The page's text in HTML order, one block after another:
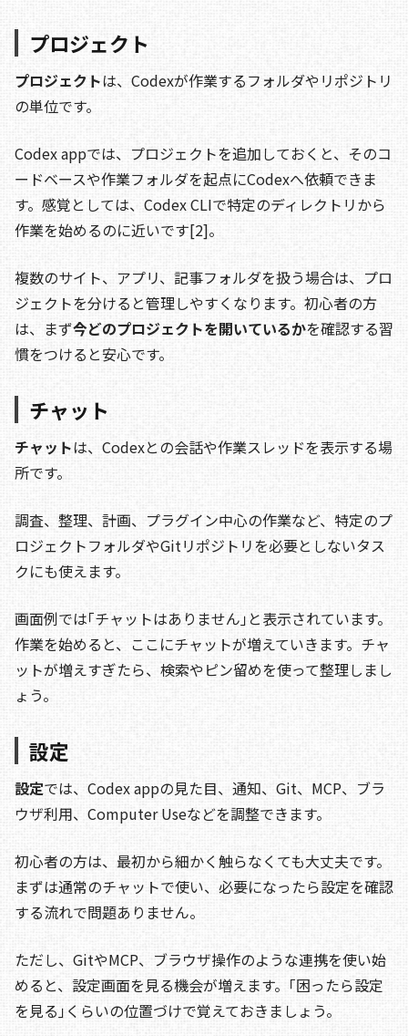
プロジェクト
プロジェクトは、Codexが作業するフォルダやリポジトリ
の単位です。
Codex appでは、プロジェクトを追加しておくと、そのコ
ードベースや作業フォルダを起点にCodexへ依頼できま
す。感覚としては、Codex CLIで特定のディレクトリから
作業を始めるのに近いです[2]。
複数のサイト、アプリ、記事フォルダを扱う場合は、プロ
ジェクトを分けると管理しやすくなります。初心者の方
は、まず今どのプロジェクトを開いているかを確認する習
慣をつけると安心です。
チャット
チャットは、Codexとの会話や作業スレッドを表示する場
所です。
調査、整理、計画、プラグイン中心の作業など、特定のプ
ロジェクトフォルダやGitリポジトリを必要としないタス
クにも使えます。
画面例では｢チャットはありません｣と表示されています。
作業を始めると、ここにチャットが増えていきます。チャ
ットが増えすぎたら、検索やピン留めを使って整理しまし
ょう。
設定
設定では、Codex appの見た目、通知、Git、MCP、ブラ
ウザ利用、Computer Useなどを調整できます。
初心者の方は、最初から細かく触らなくても大丈夫です。
まずは通常のチャットで使い、必要になったら設定を確認
する流れで問題ありません。
ただし、GitやMCP、ブラウザ操作のような連携を使い始
めると、設定画面を見る機会が増えます。｢困ったら設定
を見る｣くらいの位置づけで覚えておきましょう。